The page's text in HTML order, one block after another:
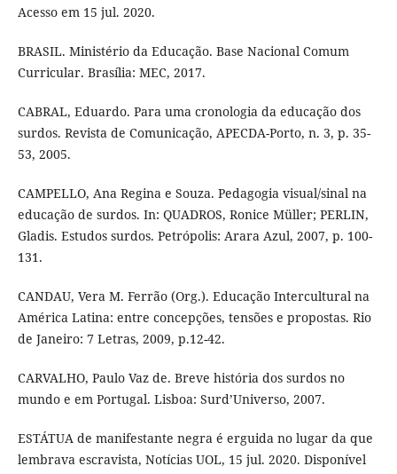
Acesso em 15 jul. 2020.
BRASIL. Ministério da Educação. Base Nacional Comum
Curricular. Brasília: MEC, 2017.
CABRAL, Eduardo. Para uma cronologia da educação dos
surdos. Revista de Comunicação, APECDA-Porto, n. 3, p. 35-
53, 2005.
CAMPELLO, Ana Regina e Souza. Pedagogia visual/sinal na
educação de surdos. In: QUADROS, Ronice Müller; PERLIN,
Gladis. Estudos surdos. Petrópolis: Arara Azul, 2007, p. 100-
131.
CANDAU, Vera M. Ferrão (Org.). Educação Intercultural na
América Latina: entre concepções, tensões e propostas. Rio
de Janeiro: 7 Letras, 2009, p.12-42.
CARVALHO, Paulo Vaz de. Breve história dos surdos no
mundo e em Portugal. Lisboa: Surd’Universo, 2007.
ESTÁTUA de manifestante negra é erguida no lugar da que
lembrava escravista, Notícias UOL, 15 jul. 2020. Disponível